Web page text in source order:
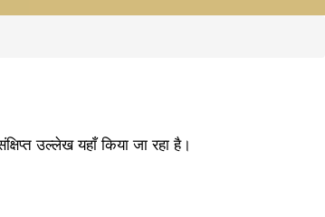
उल्लेख यहाँ किया जा रहा है।